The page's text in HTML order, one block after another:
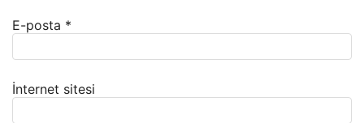
E-posta *
İnternet sitesi